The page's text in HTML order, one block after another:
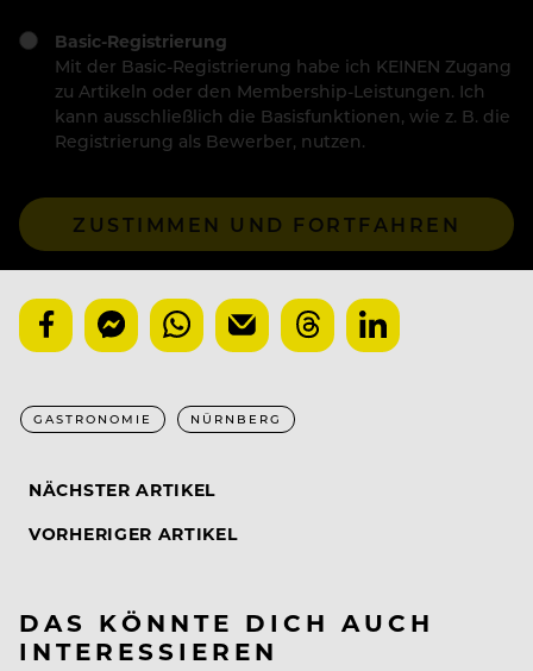
Basic-Registrierung
Mit der Basic-Registrierung habe ich KEINEN Zugang
zu Artikeln oder den Membership-Leistungen. Ich
kann ausschließlich die Basisfunktionen, wie z. B. die
Registrierung als Bewerber, nutzen.
ZUSTIMMEN UND FORTFAHREN
GASTRONOMIE NÜRNBERG
NÄCHSTER ARTIKEL
VORHERIGER ARTIKEL
DAS KÖNNTE DICH AUCH
INTERESSIEREN